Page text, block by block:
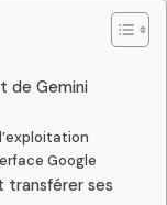
de Gemini
Google
transférer ses